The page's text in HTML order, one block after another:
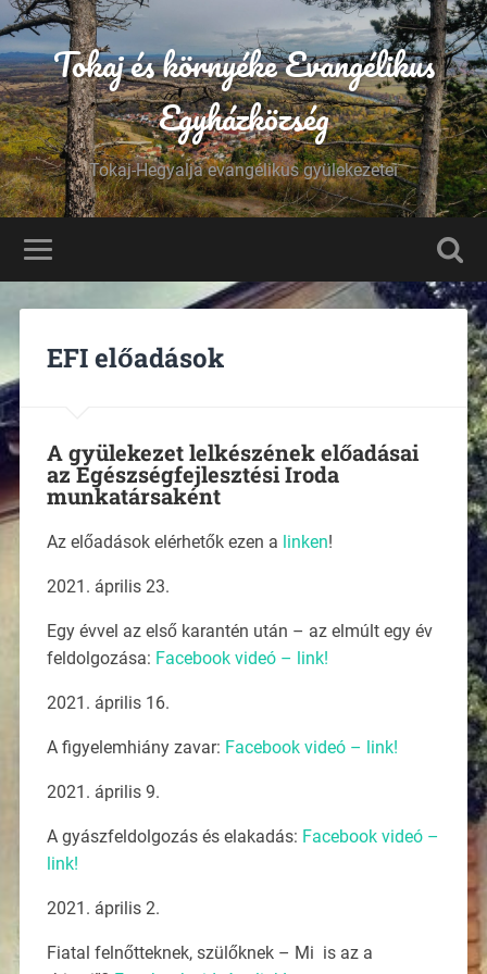
Tokaj és környéke Evangélikus
Egyházközség
Tokaj-Hegyalja evangélikus gyülekezetei
EFI előadások
A gyülekezet lelkészének előadásai
az Egészségfejlesztési Iroda
munkatársaként
Az előadások elérhetők ezen a linken!
2021. április 23.
Egy évvel az első karantén után – az elmúlt egy év
feldolgozása: Facebook videó – link!
2021. április 16.
A figyelemhiány zavar: Facebook videó – link!
2021. április 9.
A gyászfeldolgozás és elakadás: Facebook videó –
link!
2021. április 2.
Fiatal felnőtteknek, szülőknek – Mi is az a